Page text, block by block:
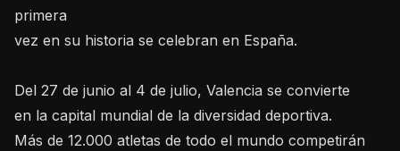
primera
vez en su historia se celebran en España.
Del 27 de junio al 4 de julio, Valencia se convierte
en la capital mundial de la diversidad deportiva.
Más de 12.000 atletas de todo el mundo competirán